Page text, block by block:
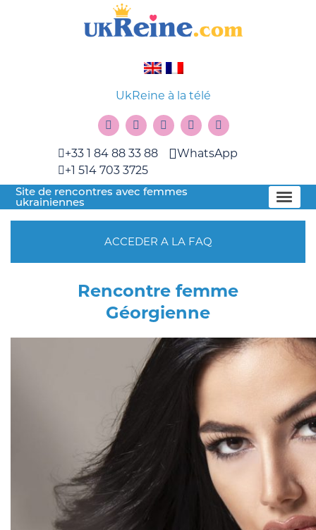
UkReine à la télé
+33 1 84 88 33 88
+1 514 703 3725
WhatsApp
Site de rencontres avec femmes
ukrainiennes
ACCEDER A LA FAQ
Rencontre femme
Géorgienne